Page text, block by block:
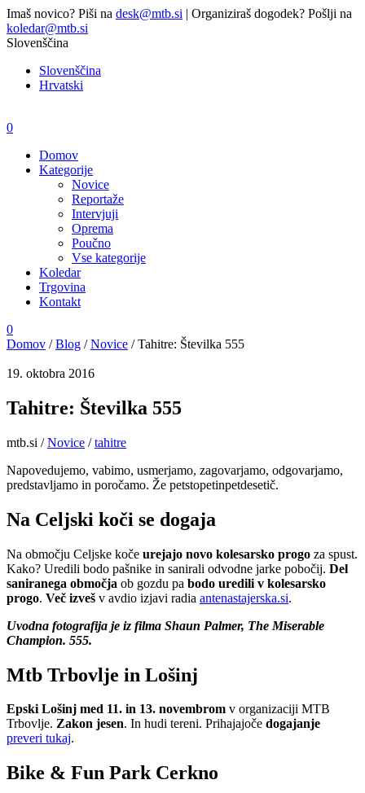
Imaš novico? Piši na desk@mtb.si | Organiziraš dogodek? Pošlji na
koledar@mtb.si
Slovenščina
Slovenščina
Hrvatski
0
Domov
Kategorije
Novice
Reportaže
Intervjuji
Oprema
Poučno
Vse kategorije
Koledar
Trgovina
Kontakt
0
Domov /Blog /Novice /Tahitre: Številka 555
19. oktobra 2016
Tahitre: Številka 555
mtb.si / Novice / tahitre
Napovedujemo, vabimo, usmerjamo, zagovarjamo, odgovarjamo,
predstavljamo in poročamo. Že petstopetinpetdesetič.
Na Celjski koči se dogaja
Na območju Celjske koče urejajo novo kolesarsko progo za spust.
Kako? Uredili bodo pašnike in sanirali odvodne jarke pobočij. Del
saniranega območja ob gozdu pa bodo uredili v kolesarsko
progo. Več izveš v avdio izjavi radia antenastajerska.si.
Uvodna fotografija je iz filma Shaun Palmer, The Miserable
Champion. 555.
Mtb Trbovlje in Lošinj
Epski Lošinj med 11. in 13. novembrom v organizaciji MTB
Trbovlje. Zakon jesen. In hudi tereni. Prihajajoče dogajanje
preveri tukaj.
Bike & Fun Park Cerkno